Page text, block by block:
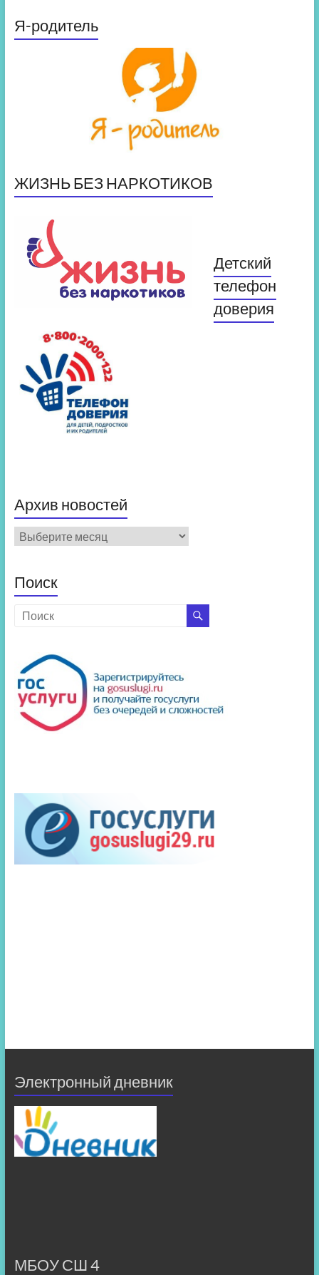
Я-родитель
ЖИЗНЬ БЕЗ НАРКОТИКОВ
Детский
телефон
доверия
Архив новостей
Архив
новостей
Поиск
Электронный дневник
МБОУ СШ 4